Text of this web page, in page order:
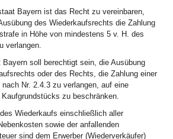
Bayern ist das Recht zu vereinbaren,
des Wiederkaufsrechts die Zahlung
in Höhe von mindestens 5 v. H. des
verlangen.
Bayern soll berechtigt sein, die Ausübung
oder des Rechts, die Zahlung einer
nach Nr. 2.4.3 zu verlangen, auf eine
zu beschränken.
Wiederkaufs einschließlich aller
sowie der anfallenden
sind dem Erwerber (Wiederverkäufer)